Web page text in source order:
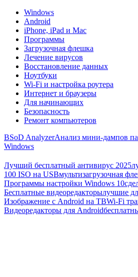
Windows
Android
iPhone, iPad и Mac
Программы
Загрузочная флешка
Лечение вирусов
Восстановление данных
Ноутбуки
Wi-Fi и настройка роутера
Интернет и браузеры
Для начинающих
Безопасность
Ремонт компьютеров
BSoD AnalyzerАнализ мини-дампов
Windows
Лучший бесплатный антивирус 2025
100 ISO на USBмультизагрузочная
Программы настройки Windows 10
Бесплатные видеоредакторылучшие
Изображение с Android на ТВWi-Fi
Видеоредакторы для Android